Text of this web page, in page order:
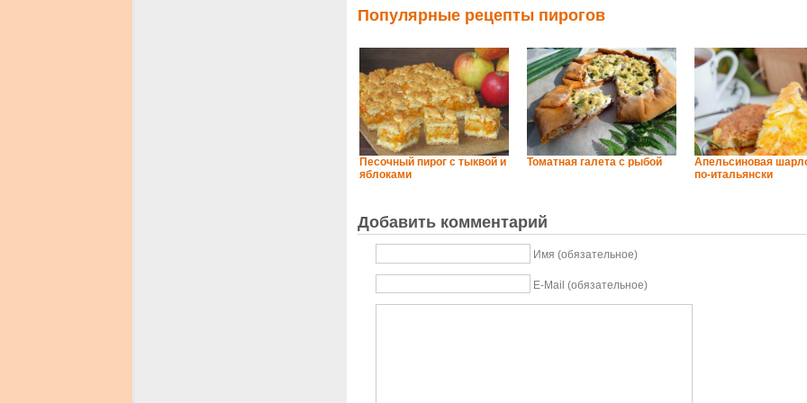
Популярные рецепты пирогов
Песочный пирог с тыквой и
яблоками
Томатная галета с рыбой
Апельсиновая
по-итальянски
Добавить комментарий
Имя (обязательное)
E-Mail (обязательное)